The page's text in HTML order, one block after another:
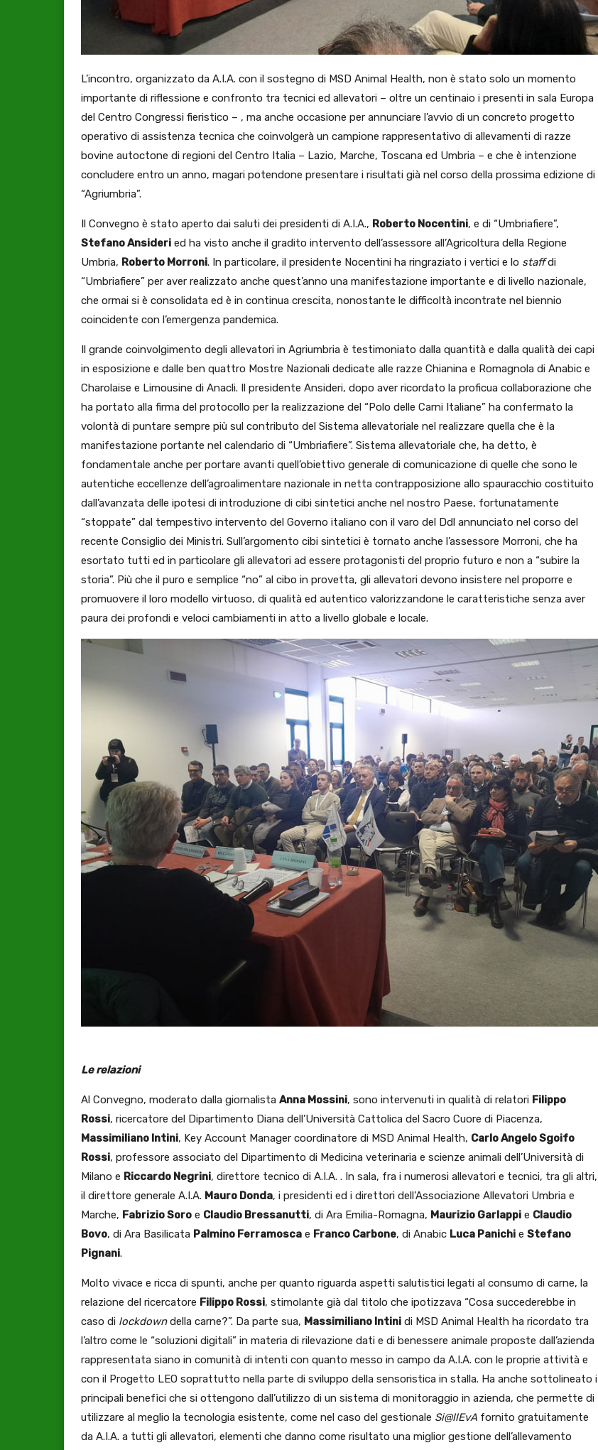
L’incontro, organizzato da A.I.A. con il sostegno di MSD Animal Health, non è stato solo un momento
importante di riflessione e confronto tra tecnici ed allevatori – oltre un centinaio i presenti in sala Europa
del Centro Congressi fieristico – , ma anche occasione per annunciare l’avvio di un concreto progetto
operativo di assistenza tecnica che coinvolgerà un campione rappresentativo di allevamenti di razze
bovine autoctone di regioni del Centro Italia – Lazio, Marche, Toscana ed Umbria – e che è intenzione
concludere entro un anno, magari potendone presentare i risultati già nel corso della prossima edizione di
“Agriumbria”.
Il Convegno è stato aperto dai saluti dei presidenti di A.I.A., Roberto Nocentini, e di “Umbriafiere”,
Stefano Ansideri ed ha visto anche il gradito intervento dell’assessore all’Agricoltura della Regione
Umbria, Roberto Morroni. In particolare, il presidente Nocentini ha ringraziato i vertici e lo staffdi
“Umbriafiere” per aver realizzato anche quest’anno una manifestazione importante e di livello nazionale,
che ormai si è consolidata ed è in continua crescita, nonostante le difficoltà incontrate nel biennio
coincidente con l’emergenza pandemica.
Il grande coinvolgimento degli allevatori in Agriumbria è testimoniato dalla quantità e dalla qualità dei capi
in esposizione e dalle ben quattro Mostre Nazionali dedicate alle razze Chianina e Romagnola di Anabic e
Charolaise e Limousine di Anacli. Il presidente Ansideri, dopo aver ricordato la proficua collaborazione che
ha portato alla firma del protocollo per la realizzazione del “Polo delle Carni Italiane” ha confermato la
volontà di puntare sempre più sul contributo del Sistema allevatoriale nel realizzare quella che è la
manifestazione portante nel calendario di “Umbriafiere”. Sistema allevatoriale che, ha detto, è
fondamentale anche per portare avanti quell’obiettivo generale di comunicazione di quelle che sono le
autentiche eccellenze dell’agroalimentare nazionale in netta contrapposizione allo spauracchio costituito
dall’avanzata delle ipotesi di introduzione di cibi sintetici anche nel nostro Paese, fortunatamente
“stoppate” dal tempestivo intervento del Governo italiano con il varo del Ddl annunciato nel corso del
recente Consiglio dei Ministri. Sull’argomento cibi sintetici è tornato anche l’assessore Morroni, che ha
esortato tutti ed in particolare gli allevatori ad essere protagonisti del proprio futuro e non a “subire la
storia”. Più che il puro e semplice “no” al cibo in provetta, gli allevatori devono insistere nel proporre e
promuovere il loro modello virtuoso, di qualità ed autentico valorizzandone le caratteristiche senza aver
paura dei profondi e veloci cambiamenti in atto a livello globale e locale.
Le relazioni
Al Convegno, moderato dalla giornalista Anna Mossini, sono intervenuti in qualità di relatori Filippo
Rossi, ricercatore del Dipartimento Diana dell’Università Cattolica del Sacro Cuore di Piacenza,
Massimiliano Intini, Key Account Manager coordinatore di MSD Animal Health, Carlo Angelo Sgoifo
Rossi, professore associato del Dipartimento di Medicina veterinaria e scienze animali dell’Università di
Milano e Riccardo Negrini, direttore tecnico di A.I.A. . In sala, fra i numerosi allevatori e tecnici, tra gli altri,
il direttore generale A.I.A. Mauro Donda, i presidenti ed i direttori dell’Associazione Allevatori Umbria e
Marche, Fabrizio Soro e Claudio Bressanutti, di Ara Emilia-Romagna, Maurizio Garlappi e Claudio
Bovo, di Ara Basilicata Palmino Ferramosca e Franco Carbone, di Anabic Luca Panichi e Stefano
Pignani.
Molto vivace e ricca di spunti, anche per quanto riguarda aspetti salutistici legati al consumo di carne, la
relazione del ricercatore Filippo Rossi, stimolante già dal titolo che ipotizzava “Cosa succederebbe in
caso di lockdowndella carne?”. Da parte sua, Massimiliano Intini di MSD Animal Health ha ricordato tra
l’altro come le “soluzioni digitali” in materia di rilevazione dati e di benessere animale proposte dall’azienda
rappresentata siano in comunità di intenti con quanto messo in campo da A.I.A. con le proprie attività e
con il Progetto LEO soprattutto nella parte di sviluppo della sensoristica in stalla. Ha anche sottolineato i
principali benefìci che si ottengono dall’utilizzo di un sistema di monitoraggio in azienda, che permette di
utilizzare al meglio la tecnologia esistente, come nel caso del gestionale Si@llEvA fornito gratuitamente
da A.I.A. a tutti gli allevatori, elementi che danno come risultato una miglior gestione dell’allevamento